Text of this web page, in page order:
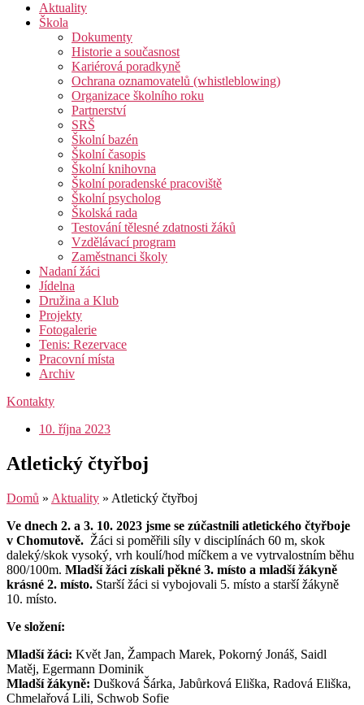
Aktuality
Škola
Dokumenty
Historie a současnost
Kariérová poradkyně
Ochrana oznamovatelů (whistleblowing)
Organizace školního roku
Partnerství
SRŠ
Školní bazén
Školní časopis
Školní knihovna
Školní poradenské pracoviště
Školní psycholog
Školská rada
Testování tělesné zdatnosti žáků
Vzdělávací program
Zaměstnanci školy
Nadaní žáci
Jídelna
Družina a Klub
Projekty
Fotogalerie
Tenis: Rezervace
Pracovní místa
Archiv
Kontakty
10. října 2023
Atletický čtyřboj
Domů » Aktuality » Atletický čtyřboj
Ve dnech 2. a 3. 10. 2023 jsme se zúčastnili atletického čtyřboje
v Chomutově. Žáci si poměřili síly v disciplínách 60 m, skok
daleký/skok vysoký, vrh koulí/hod míčkem a ve vytrvalostním běhu
800/100m. Mladší žáci získali pěkné 3. místo a mladší žákyně
krásné 2. místo. Starší žáci si vybojovali 5. místo a starší žákyně
10. místo.
Ve složení:
Mladší žáci: Květ Jan, Žampach Marek, Pokorný Jonáš, Saidl
Matěj, Egermann Dominik
Mladší žákyně: Dušková Šárka, Jabůrková Eliška, Radová Eliška,
Chmelařová Lili, Schwob Sofie